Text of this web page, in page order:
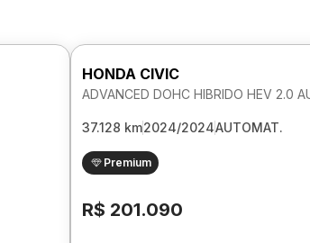
HONDA CIVIC
ADVANCED DOHC HIBRIDO HEV 2.0
37.128 km2024/2024AUTOMAT.
Premium
R$ 201.090